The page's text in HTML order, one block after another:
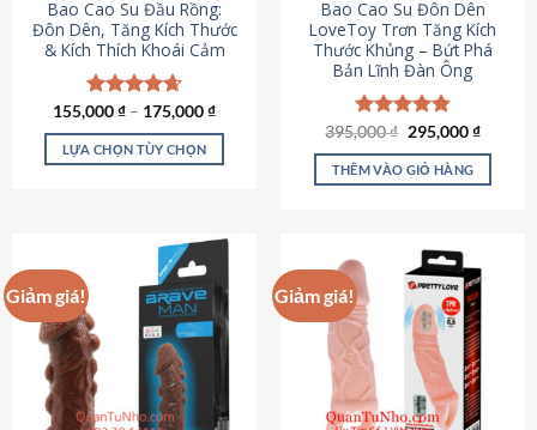
chọn
trên
trang
sản
phẩm
Bao Cao Su Đầu Rồng:
Đôn Dên, Tăng Kích Thước
& Kích Thích Khoái Cảm
Được xếp
hạng4.69
5 sao
155,000₫ – 175,000₫
LỰA CHỌN TÙY CHỌN
nhiều
biến
thể.
Các
tùy
chọn
Bao Cao Su Đôn Dên
LoveToy Trơn Tăng Kích
Thước Khủng – Bứt Phá
Bản Lĩnh Đàn Ông
Được xếp
hạng4.82
5 sao
395,000₫ Giá
là:
395,000 ₫.
295,000₫Giá
tại
THÊM VÀO GIỎ HÀNG
Giảm giá! Giảm giá!